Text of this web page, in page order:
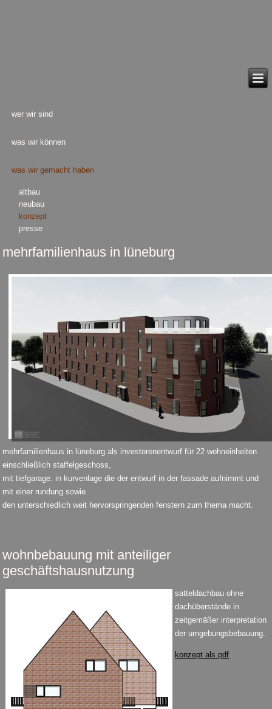
wer wir sind
was wir können
was wir gemacht haben
altbau
neubau
konzept
presse
mehrfamilienhaus in lüneburg
mehrfamilienhaus in lüneburg als investorenentwurf für 22 wohneinheiten
einschließlich staffelgeschoss,
mit tiefgarage. in kurvenlage die der entwurf in der fassade aufnimmt und
mit einer rundung sowie
den unterschiedlich weit hervorspringenden fenstern zum thema macht.
wohnbebauung mit anteiliger
geschäftshausnutzung
satteldachbau ohne
dachüberstände in
zeitgemäßer interpretation
der umgebungsbebauung.
konzept als pdf